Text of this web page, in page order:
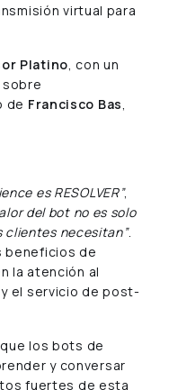
virtual para
Platino, con un
de Francisco Bas,
es RESOLVER”,
del bot no es solo
clientes necesitan”.
beneficios de
la atención al
el servicio de post-
los bots de
y conversar
fuertes de esta